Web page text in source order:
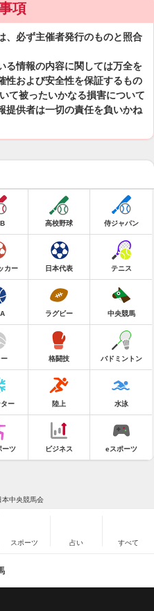
項
、必ず主催者発行のものと照合
る情報の内容に関しては万全を
性および安全性を保証するもの
て被ったいかなる損害について
提供者は一切の責任を負いかね
高校野球 侍ジャパン
カー 日本代表 テニス
ラグビー 中央競馬
格闘技 バドミントン
ー 陸上 水泳
ーツ ビジネス eスポーツ
本中央競馬会
スポーツ 占い すべて